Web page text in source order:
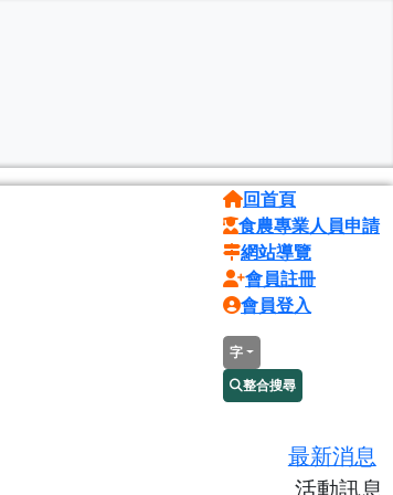
回首頁
食農專業人員申請
網站導覽
會員註冊
會員登入
字
整合搜尋
最新消息
活動訊息